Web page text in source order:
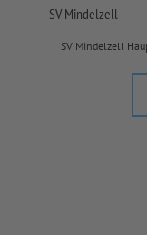
SV Mindelzell
SV Mindelzell